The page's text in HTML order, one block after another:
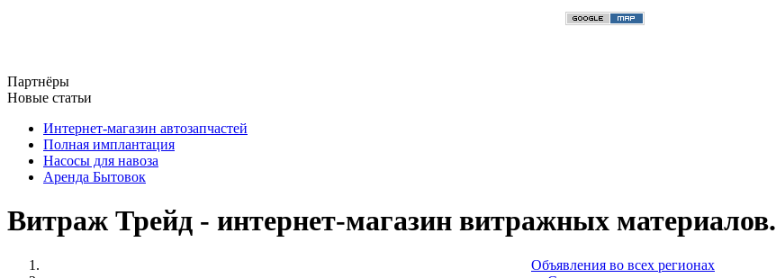
Партнёры
Новые статьи
Интернет-магазин автозапчастей
Полная имплантация
Насосы для навоза
Аренда Бытовок
Витраж Трейд - интернет-магазин витражных материалов.
Объявления во всех регионах